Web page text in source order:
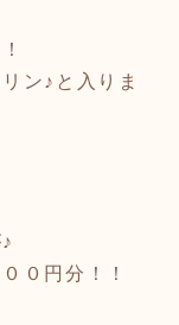
ン♪と入りま
０円分！！